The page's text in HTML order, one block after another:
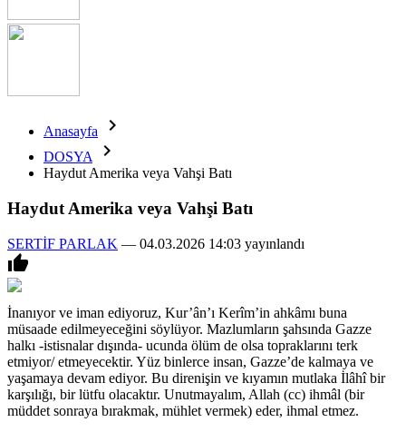
Anasayfa 
DOSYA 
Haydut Amerika veya Vahşi Batı
Haydut Amerika veya Vahşi Batı
SERTİF PARLAK — 04.03.2026 14:03 yayınlandı

İnanıyor ve iman ediyoruz, Kur’ân’ı Kerîm’in ahkâmı buna
müsaade edilmeyeceğini söylüyor. Mazlumların şahsında Gazze
halkı -istisnalar dışında- ucunda ölüm de olsa topraklarını terk
etmiyor/ etmeyecektir. Yüz binlerce insan, Gazze’de kalmaya ve
yaşamaya devam ediyor. Bu direnişin ve kıyamın mutlaka İlâhî bir
karşılığı, bir lütfu olacaktır. Unutmayalım, Allah (cc) ihmâl (bir
müddet sonraya bırakmak, mühlet vermek) eder, ihmal etmez.